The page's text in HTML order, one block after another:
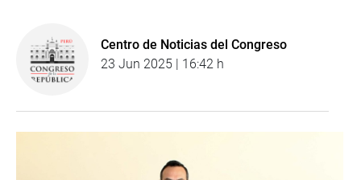
Centro de Noticias del Congreso
23 Jun 2025 | 16:42 h